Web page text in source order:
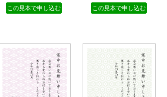
WIT-MC248
雪つばき
この見本で申し込む
WIT-MC249
アザラシとマフラー
この見本で申し込む